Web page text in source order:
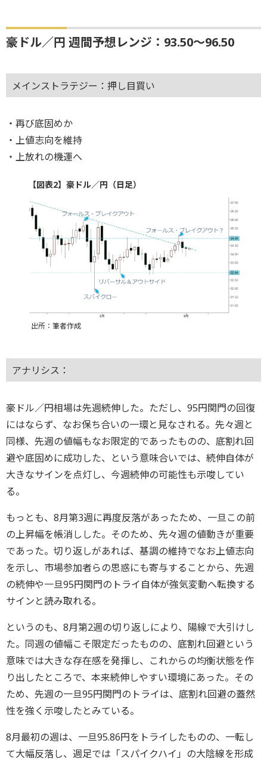
豪ドル／円 週間予想レンジ：93.50～96.50
メインストラテジー：押し目買い
・再び底固めか
・上値志向を維持
・上放れの機運へ
【図表2】豪ドル／円（日足）
出所：筆者作成
アナリシス：
豪ドル／円相場は先週続伸した。ただし、95円関門の回復
にはならず、なお保ち合いの一環と見なされる。先々週と
同様、先週の値幅もなお限定的であったものの、底割れ回
避や底固めに成功した、という意味合いでは、続伸自体が
大きなサインを点灯し、今週続伸の可能性も示唆してい
る。
もっとも、8月第3週に再度反落があったため、一旦この前
の上昇幅を帳消しした。そのため、先々週の値動きが重要
であった。切り返しがあれば、基調の維持でなお上値志向
を示し、市場参加者らの思惑にも寄与することから、先週
の続伸や一旦95円関門のトライ自体が強気変動へ転換する
サインと読み取れる。
というのも、8月第2週の切り返しにより、陽線で大引けし
た。同週の値幅こそ限定だったものの、底割れ回避という
意味では大きな存在感を発揮し、これからの均衡状態を作
り出したところで、本来続伸しやすい環境にあった。その
ため、先週の一旦95円関門のトライは、底割れ回避の蓋然
性を強く示唆したとみている。
8月最初の週は、一旦95.86円をトライしたものの、一転し
て大幅反落し、週足では「スパイクハイ」の大陰線を形成